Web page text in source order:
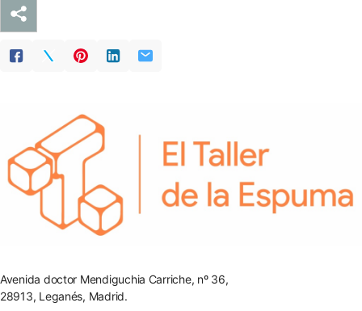
Avenida doctor Mendiguchia Carriche, nº 36,
28913, Leganés, Madrid.